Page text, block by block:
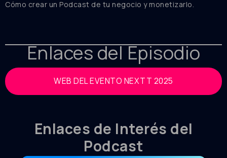
Cómo crear un Podcast de tu negocio y monetizarlo.
Enlaces del Episodio
WEB DEL EVENTO NEXTT 2025
Enlaces de Interés del
Podcast